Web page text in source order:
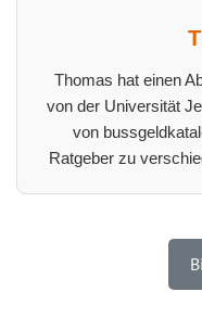
Thomas hat einen
von der Universität
von
Ratgeber zu